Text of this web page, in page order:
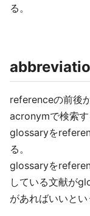
る。
referenceの前後
acronymで検索す
glossaryを
る。
glossaryを
している文献が
があればいいとい